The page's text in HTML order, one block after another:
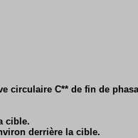
circulaire C** de fin de
cible.
derrière la cible.